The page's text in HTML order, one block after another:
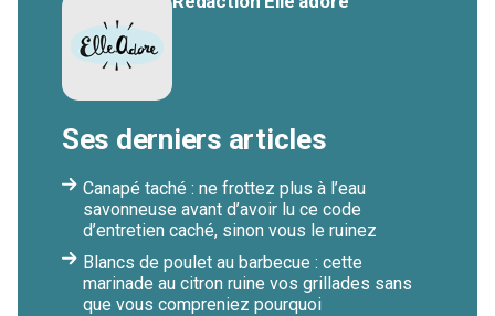
Ses derniers articles
Canapé taché : ne frottez plus à l’eau
savonneuse avant d’avoir lu ce code
d’entretien caché, sinon vous le ruinez
Blancs de poulet au barbecue : cette
marinade au citron ruine vos grillades sans
que vous compreniez pourquoi